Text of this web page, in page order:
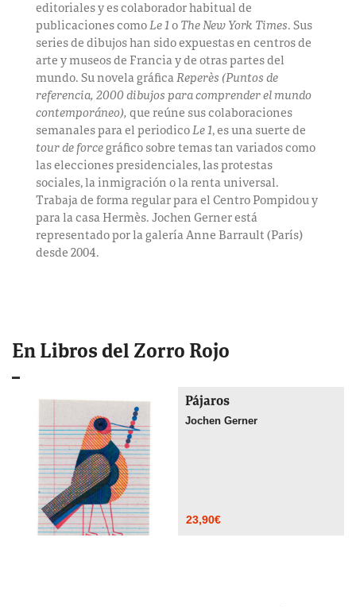
editoriales y es colaborador habitual de
publicaciones comoLe 1 o The New York Times. Sus
series de dibujos han sido expuestas en centros de
arte y museos de Francia y de otras partes del
mundo. Su novela gráficaReperès (Puntos de
referencia, 2000 dibujos para comprender el mundo
contemporáneo), que reúne sus colaboraciones
semanales para el periodicoLe 1, es una suerte de
tour de forcegráfico sobre temas tan variados como
las elecciones presidenciales, las protestas
sociales, la inmigración o la renta universal.
Trabaja de forma regular para el Centro Pompidou y
para la casa Hermès. Jochen Gerner está
representado por la galería Anne Barrault (París)
desde 2004.
En Libros del Zorro Rojo
Pájaros
Jochen Gerner
23,90€